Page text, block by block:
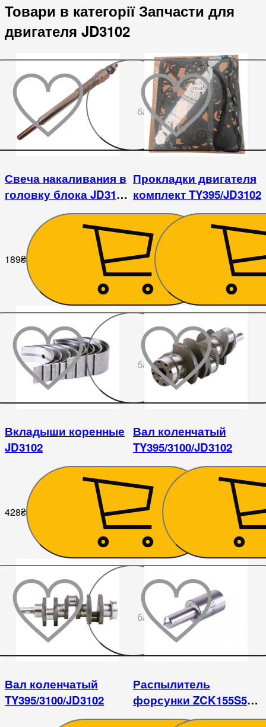
Товари в категорії Запчасти для
двигателя JD3102
До
бажаного
Свеча накаливания в
головку блока JD3102
189₴
Прокладки двигателя
комплект TY395/JD3102
225₴
бажаного
Вкладыши коренные
JD3102
428₴
Вал коленчатый
TY395/3100/JD3102
9 351
бажаного
Вал коленчатый
TY395/3100/JD3102
Распылитель
форсунки ZCK155S523
JD3102